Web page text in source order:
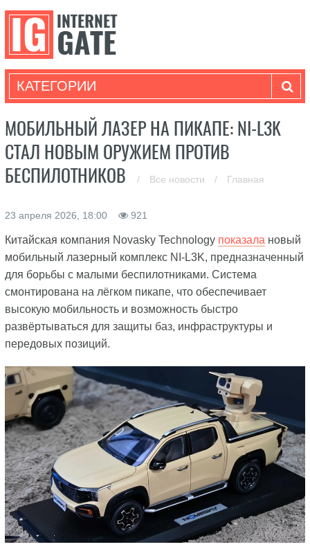
КАТЕГОРИИ
МОБИЛЬНЫЙ ЛАЗЕР НА ПИКАПЕ: NI-L3K
СТАЛ НОВЫМ ОРУЖИЕМ ПРОТИВ
БЕСПИЛОТНИКОВ
/ Все новости / Главная
23 апреля 2026, 18:00 921
Китайская компания Novasky Technology показала новый
мобильный лазерный комплекс NI-L3K, предназначенный
для борьбы с малыми беспилотниками. Система
смонтирована на лёгком пикапе, что обеспечивает
высокую мобильность и возможность быстро
развёртываться для защиты баз, инфраструктуры и
передовых позиций.